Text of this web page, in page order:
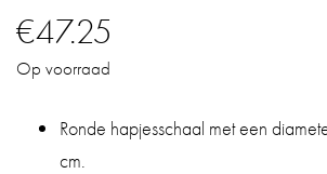
HUIS
CADEAUS
BOEKEN
€47.25
Op voorraad
Ronde hapjesschaal met een
cm.